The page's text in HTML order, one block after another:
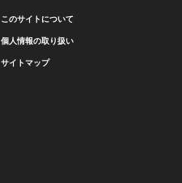
このサイトについて
個人情報の取り扱い
サイトマップ